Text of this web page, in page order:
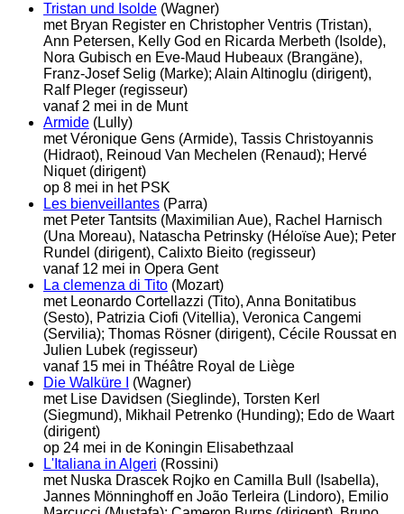
Tristan und Isolde (Wagner)
met Bryan Register en Christopher Ventris (Tristan),
Ann Petersen, Kelly God en Ricarda Merbeth (Isolde),
Nora Gubisch en Eve-Maud Hubeaux (Brangäne),
Franz-Josef Selig (Marke); Alain Altinoglu (dirigent),
Ralf Pleger (regisseur)
vanaf 2 mei in de Munt
Armide (Lully)
met Véronique Gens (Armide), Tassis Christoyannis
(Hidraot), Reinoud Van Mechelen (Renaud); Hervé
Niquet (dirigent)
op 8 mei in het PSK
Les bienveillantes (Parra)
met Peter Tantsits (Maximilian Aue), Rachel Harnisch
(Una Moreau), Natascha Petrinsky (Héloïse Aue); Peter
Rundel (dirigent), Calixto Bieito (regisseur)
vanaf 12 mei in Opera Gent
La clemenza di Tito (Mozart)
met Leonardo Cortellazzi (Tito), Anna Bonitatibus
(Sesto), Patrizia Ciofi (Vitellia), Veronica Cangemi
(Servilia); Thomas Rösner (dirigent), Cécile Roussat en
Julien Lubek (regisseur)
vanaf 15 mei in Théâtre Royal de Liège
Die Walküre I
(Wagner)
met Lise Davidsen (Sieglinde), Torsten Kerl
(Siegmund), Mikhail Petrenko (Hunding); Edo de Waart
(dirigent)
op 24 mei in de Koningin Elisabethzaal
L'Italiana in Algeri (Rossini)
met Nuska Drascek Rojko en Camilla Bull (Isabella),
Jannes Mönninghoff en João Terleira (Lindoro), Emilio